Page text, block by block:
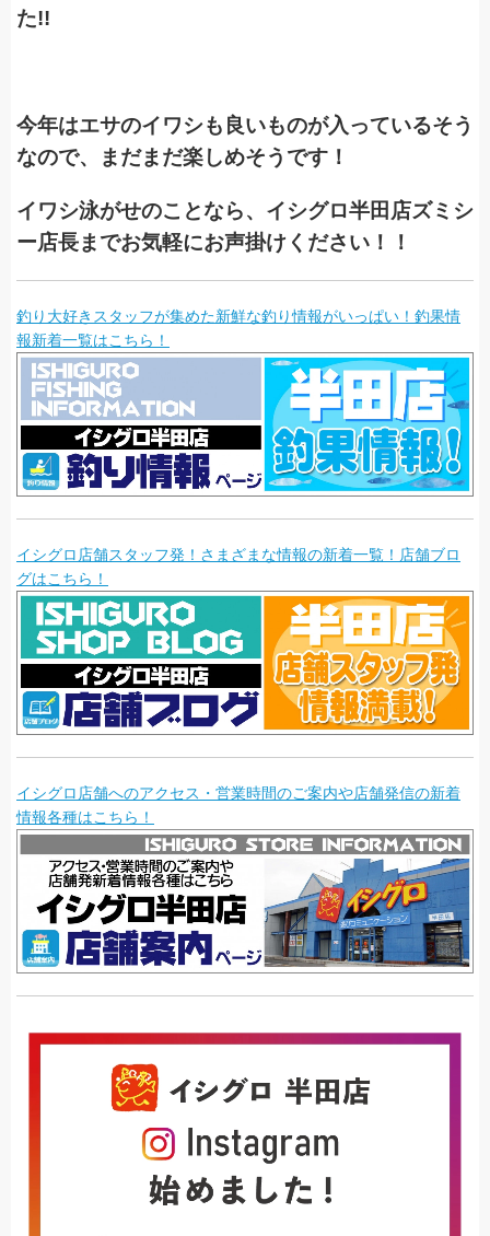
た!!
今年はエサのイワシも良いものが入っているそう
なので、まだまだ楽しめそうです！
イワシ泳がせのことなら、イシグロ半田店ズミシ
ー店長までお気軽にお声掛けください！！
釣り大好きスタッフが集めた新鮮な釣り情報がいっぱい！釣果情
報新着一覧はこちら！
イシグロ店舗スタッフ発！さまざまな情報の新着一覧！店舗ブロ
グはこちら！
イシグロ店舗へのアクセス・営業時間のご案内や店舗発信の新着
情報各種はこちら！